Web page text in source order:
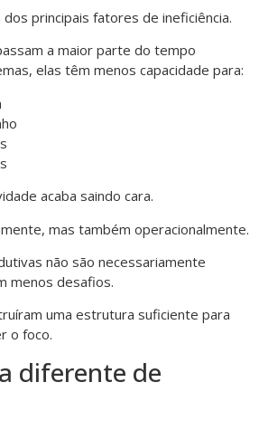
principais fatores de ineficiência.
a maior parte do tempo
elas têm menos capacidade para:
acaba saindo cara.
mas também operacionalmente.
não são necessariamente
menos desafios.
uma estrutura suficiente para
o foco.
diferente de